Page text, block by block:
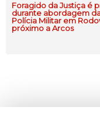
Foragido da Justiça é
durante abordagem
Polícia Militar em
próximo a Arcos